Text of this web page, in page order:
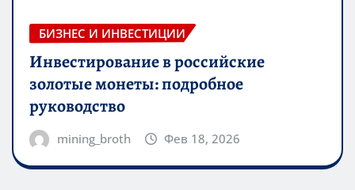
БИЗНЕС И ИНВЕСТИЦИИ
Инвестирование в российские
золотые монеты: подробное
руководство
mining_broth Фев 18, 2026